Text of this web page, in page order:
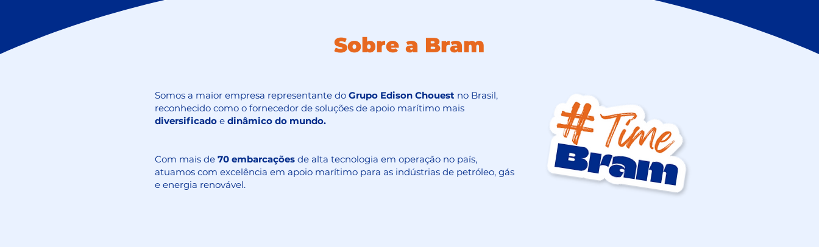
Sobre a Bram
Somos a maior empresa representante do Grupo Edison Chouest no Brasil,
reconhecido como o fornecedor de soluções de apoio marítimo mais
diversificado e dinâmico do mundo.
Com mais de 70 embarcações de alta tecnologia em operação no país,
atuamos com excelência em apoio marítimo para as indústrias de petróleo, gás
e energia renovável.